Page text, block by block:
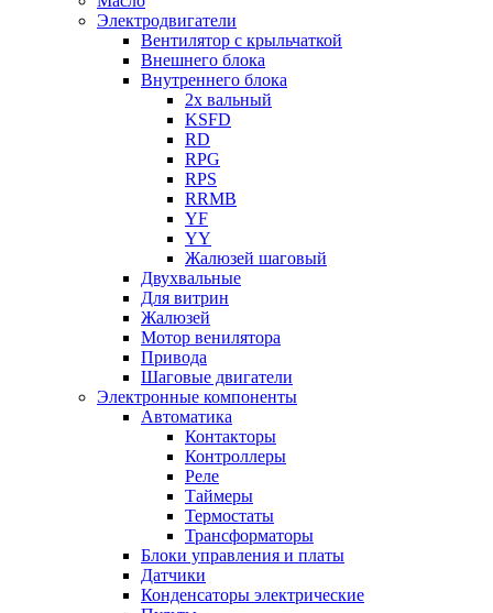
Электродвигатели
Вентилятор с крыльчаткой
Внешнего блока
Внутреннего блока
2х вальный
KSFD
RD
RPG
RPS
RRMB
YF
YY
Жалюзей шаговый
Двухвальные
Для витрин
Жалюзей
Мотор венилятора
Привода
Шаговые двигатели
Электронные компоненты
Автоматика
Контакторы
Контроллеры
Реле
Таймеры
Термостаты
Трансформаторы
Блоки управления и платы
Датчики
Конденсаторы электрические